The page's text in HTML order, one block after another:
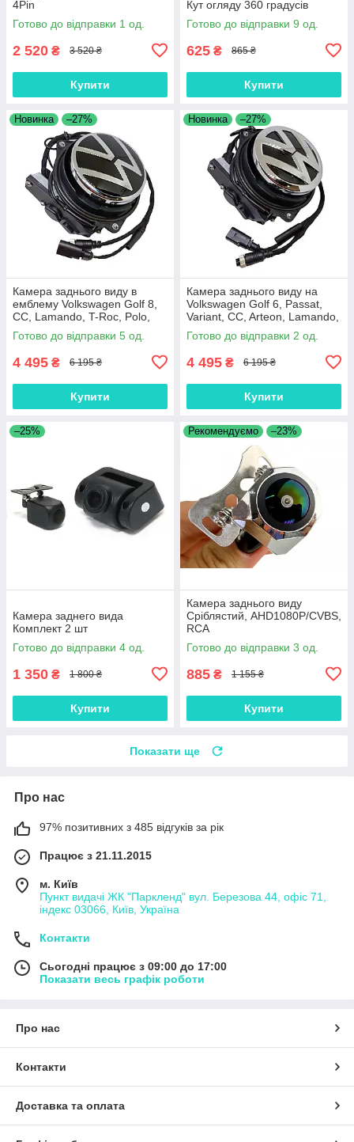
4Pin
Готово до відправки 1 од.
2 520 ₴ 3 520 ₴
Купити
Кут огляду 360 градусів
Готово до відправки 9 од.
625 ₴ 865 ₴
Купити
Новинка –27%
Камера заднього виду в
емблему Volkswagen Golf 8,
CC, Lamando, T-Roc, Polo,
Arteon, Beetle AHD1080P,
CVBS Gold Fisheye
Готово до відправки 5 од.
4 495 ₴ 6 195 ₴
Купити
Новинка –27%
Камера заднього виду на
Volkswagen Golf 6, Passat,
Variant, CC, Arteon, Lamando,
Beetle, T-Roc,Eos, Polo
AHD1080P CVBS Gold Fishey
Готово до відправки 2 од.
4 495 ₴ 6 195 ₴
Купити
–25%
Камера заднего вида
Комплект 2 шт
Готово до відправки 4 од.
1 350 ₴ 1 800 ₴
Купити
Рекомендуємо –23%
Камера заднього виду
Сріблястий, AHD1080P/CVBS,
RCA
Готово до відправки 3 од.
885 ₴ 1 155 ₴
Купити
Показати ще
Про нас
97% позитивних з 485 відгуків за рік
Працює з 21.11.2015
м. Київ
Пункт видачі ЖК "Паркленд" вул. Березова 44, офіс 71,
індекс 03066, Київ, Україна
Контакти
Сьогодні працює з 09:00 до 17:00
Показати весь графік роботи
Про нас
Контакти
Доставка та оплата